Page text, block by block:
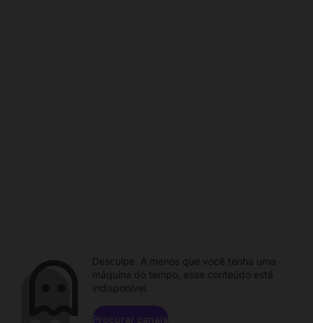
Desculpe. A menos que você tenha uma
máquina do tempo, esse conteúdo está
indisponível.
Procurar canais